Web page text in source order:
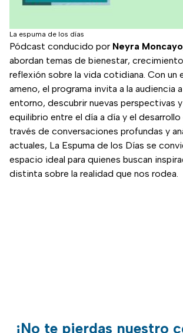
La espuma de los días
Pódcast conducido por Neyra Moncayo
abordan temas de bienestar,
reflexión sobre la vida cotidiana. Con un
ameno, el programa invita a la audiencia
entorno, descubrir nuevas perspectivas
equilibrio entre el día a día y el
través de conversaciones profundas y
actuales, La Espuma de los Días se
espacio ideal para quienes buscan
distinta sobre la realidad que nos rodea.
¡No te pierdas nuestro